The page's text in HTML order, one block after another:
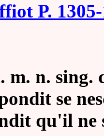
P.
m. n. sing.
se
qu'il ne